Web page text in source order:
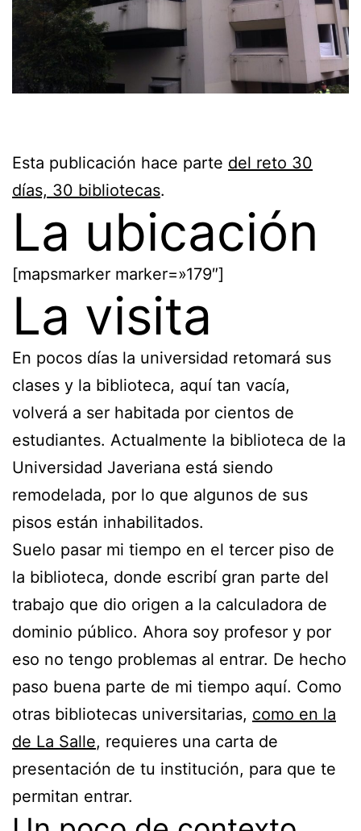
Esta publicación hace parte del reto 30
días, 30 bibliotecas.
La ubicación
[mapsmarker marker=»179″]
La visita
En pocos días la universidad retomará sus
clases y la biblioteca, aquí tan vacía,
volverá a ser habitada por cientos de
estudiantes. Actualmente la biblioteca de la
Universidad Javeriana está siendo
remodelada, por lo que algunos de sus
pisos están inhabilitados.
Suelo pasar mi tiempo en el tercer piso de
la biblioteca, donde escribí gran parte del
trabajo que dio origen a la calculadora de
dominio público. Ahora soy profesor y por
eso no tengo problemas al entrar. De hecho
paso buena parte de mi tiempo aquí. Como
otras bibliotecas universitarias, como en la
de La Salle, requieres una carta de
presentación de tu institución, para que te
permitan entrar.